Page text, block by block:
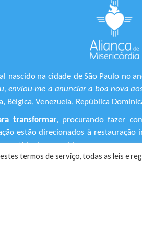
na cidade de São Paulo no
enviou-me a anunciar a boa nova
Venezuela, República
transformar, procurando fazer
estão direcionados à
sentido de suas vidas.
termos de serviço, todas as leis e